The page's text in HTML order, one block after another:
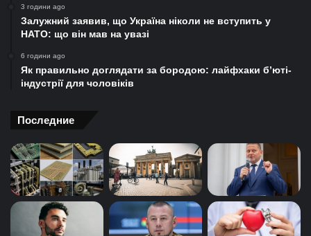
3 години ago
Залужний заявив, що Україна ніколи не вступить у
НАТО: що він мав на увазі
6 години ago
Як правильно доглядати за бородою: лайфхаки б’юті-
індустрії для чоловіків
Последние